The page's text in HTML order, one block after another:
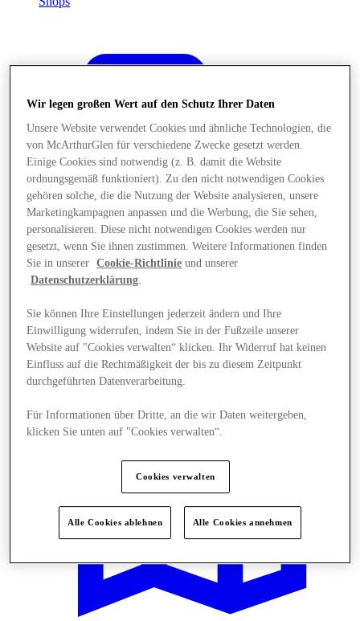
Angebote
Wir legen großen Wert auf den Schutz Ihrer Daten
Unsere Website verwendet Cookies und ähnliche Technologien, die
von McArthurGlen für verschiedene Zwecke gesetzt werden.
Einige Cookies sind notwendig (z. B. damit die Website
ordnungsgemäß funktioniert). Zu den nicht notwendigen Cookies
gehören solche, die die Nutzung der Website analysieren, unsere
Marketingkampagnen anpassen und die Werbung, die Sie sehen,
personalisieren. Diese nicht notwendigen Cookies werden nur
gesetzt, wenn Sie ihnen zustimmen. Weitere Informationen finden
Sie in unserer
Cookie-Richtlinie und unserer
Datenschutzerklärung.
Sie können Ihre Einstellungen jederzeit ändern und Ihre
Einwilligung widerrufen, indem Sie in der Fußzeile unserer
Website auf "Cookies verwalten“ klicken. Ihr Widerruf hat keinen
Einfluss auf die Rechtmäßigkeit der bis zu diesem Zeitpunkt
durchgeführten Datenverarbeitung.
Für Informationen über Dritte, an die wir Daten weitergeben,
klicken Sie unten auf "Cookies verwalten“.
Cookies verwalten
Alle Cookies ablehnen Alle Cookies annehmen